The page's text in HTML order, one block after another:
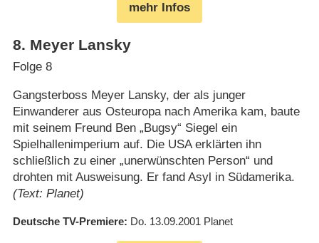
mehr Infos
8. Meyer Lansky
Folge 8
Gangsterboss Meyer Lansky, der als junger
Einwanderer aus Osteuropa nach Amerika kam, baute
mit seinem Freund Ben „Bugsy“ Siegel ein
Spielhallenimperium auf. Die USA erklärten ihn
schließlich zu einer „unerwünschten Person“ und
drohten mit Ausweisung. Er fand Asyl in Südamerika.
(Text: Planet)
Deutsche TV-Premiere Do. 13.09.2001 Planet